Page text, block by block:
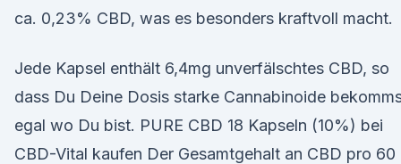
ca. 0,23% CBD, was es besonders kraftvoll macht.
Jede Kapsel enthält 6,4mg unverfälschtes CBD, so
dass Du Deine Dosis starke Cannabinoide
egal wo Du bist. PURE CBD 18 Kapseln (10%) bei
CBD-Vital kaufen Der Gesamtgehalt an CBD pro 60